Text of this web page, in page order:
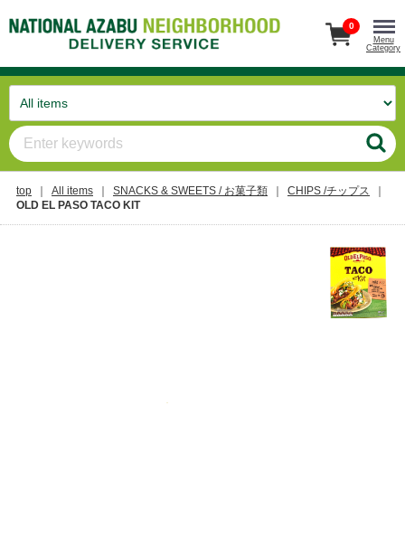
0
Menu
Category
top All items SNACKS & SWEETS / お菓子類
CHIPS /チップス
OLD EL PASO TACO KIT